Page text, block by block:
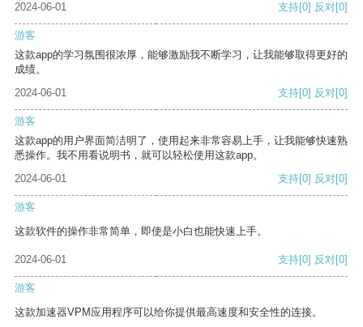
2024-06-01 支持[0] 反对[0]
游客
这款app的学习氛围很浓厚，能够激励我不断学习，让我能够取得更好的
成绩。
2024-06-01
支持[0] 反对[0]
游客
这款app的用户界面简洁明了，使用起来非常容易上手，让我能够快速熟
悉操作。我不用看说明书，就可以轻松使用这款app。
2024-06-01
支持[0] 反对[0]
游客
这款软件的操作非常简单，即使是小白也能快速上手。
2024-06-01 支持[0] 反对[0]
游客
这款加速器VPM应用程序可以给你提供最高速度和安全性的连接。